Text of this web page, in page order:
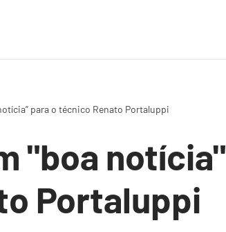
para o técnico Renato Portaluppi
"boa notícia"
Portaluppi